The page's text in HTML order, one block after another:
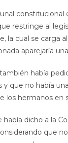
constitucional
restringe al
la cual se carga
aparejaría
también había
y que no había
los hermanos en
había dicho a la
que